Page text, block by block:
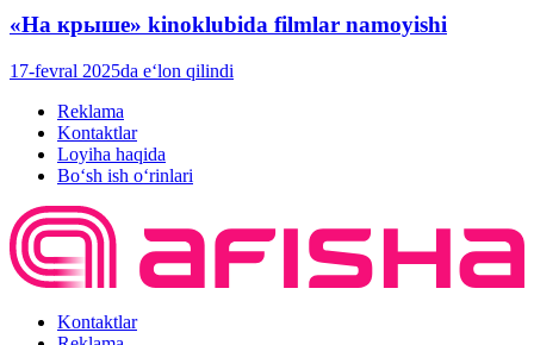
«На крыше» kinoklubida filmlar namoyishi
17-fevral 2025da e‘lon qilindi
Reklama
Kontaktlar
Loyiha haqida
Bo‘sh ish o‘rinlari
Kontaktlar